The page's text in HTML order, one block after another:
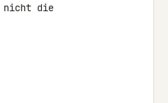
nicht die